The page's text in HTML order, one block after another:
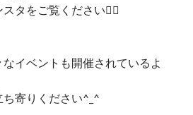
タをご覧ください💁‍♂️
イベントも開催されているよ
寄りください^_^